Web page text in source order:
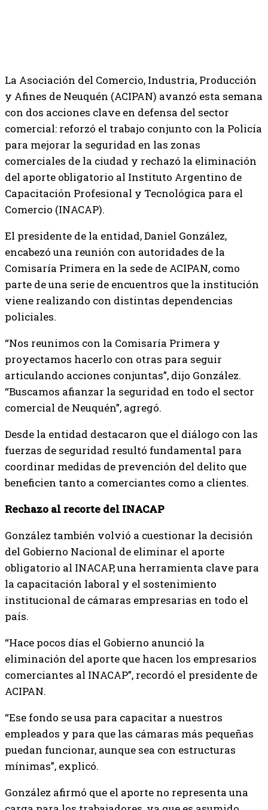
La Asociación del Comercio, Industria, Producción
y Afines de Neuquén (ACIPAN) avanzó esta semana
con dos acciones clave en defensa del sector
comercial: reforzó el trabajo conjunto con la Policía
para mejorar la seguridad en las zonas
comerciales de la ciudad y rechazó la eliminación
del aporte obligatorio al Instituto Argentino de
Capacitación Profesional y Tecnológica para el
Comercio (INACAP).
El presidente de la entidad, Daniel González,
encabezó una reunión con autoridades de la
Comisaría Primera en la sede de ACIPAN, como
parte de una serie de encuentros que la institución
viene realizando con distintas dependencias
policiales.
“Nos reunimos con la Comisaría Primera y
proyectamos hacerlo con otras para seguir
articulando acciones conjuntas”, dijo González.
“Buscamos afianzar la seguridad en todo el sector
comercial de Neuquén”, agregó.
Desde la entidad destacaron que el diálogo con las
fuerzas de seguridad resultó fundamental para
coordinar medidas de prevención del delito que
beneficien tanto a comerciantes como a clientes.
Rechazo al recorte del INACAP
González también volvió a cuestionar la decisión
del Gobierno Nacional de eliminar el aporte
obligatorio al INACAP, una herramienta clave para
la capacitación laboral y el sostenimiento
institucional de cámaras empresarias en todo el
país.
“Hace pocos días el Gobierno anunció la
eliminación del aporte que hacen los empresarios
comerciantes al INACAP”, recordó el presidente de
ACIPAN.
“Ese fondo se usa para capacitar a nuestros
empleados y para que las cámaras más pequeñas
puedan funcionar, aunque sea con estructuras
mínimas”, explicó.
González afirmó que el aporte no representa una